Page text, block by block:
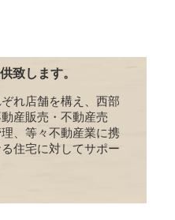
致します。
れ店舗を構え、西部
産販売・不動産売
、等々不動産業に携
住宅に対してサポー